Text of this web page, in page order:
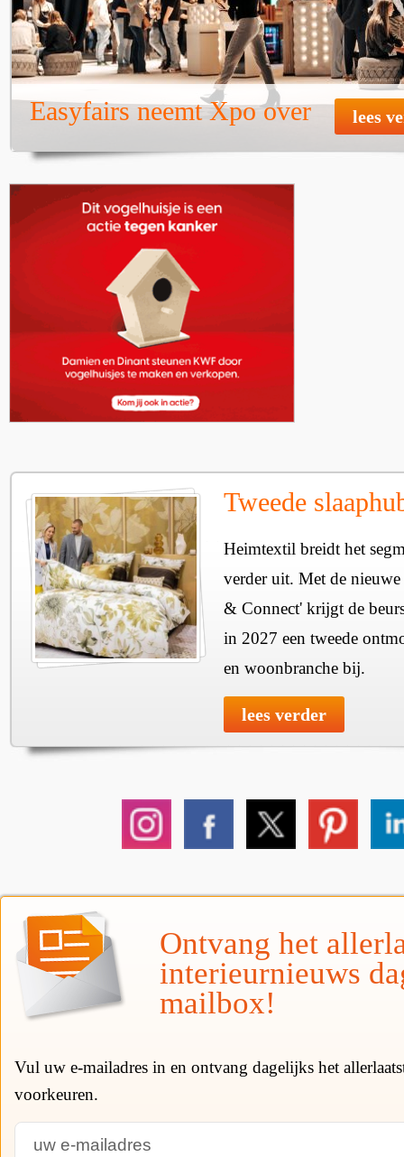
Easyfairs neemt Xpo over lees
Tweede
Heimtextil breidt het
verder uit. Met de
& Connect' krijgt de
in 2027 een tweede
en woonbranche bij.
lees verder
Ontvang het
interieurnieuws
mailbox!
Vul uw e-mailadres in en ontvang dagelijks het
voorkeuren.